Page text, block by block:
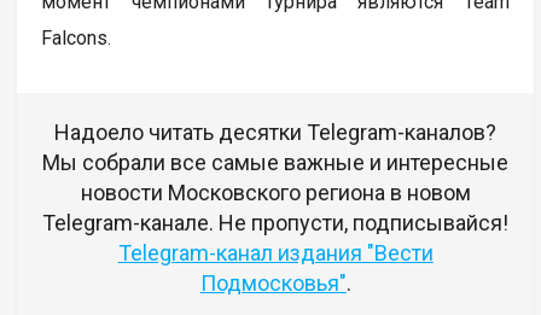
Falcons.
Надоело читать десятки Telegram-каналов?
Мы собрали все самые важные и интересные
новости Московского региона в новом
Telegram-канале. Не пропусти, подписывайся!
Telegram-канал издания "Вести
Подмосковья".